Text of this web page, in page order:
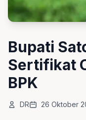
Bupati
Sertifikat
BPK
DR 26 Oktober